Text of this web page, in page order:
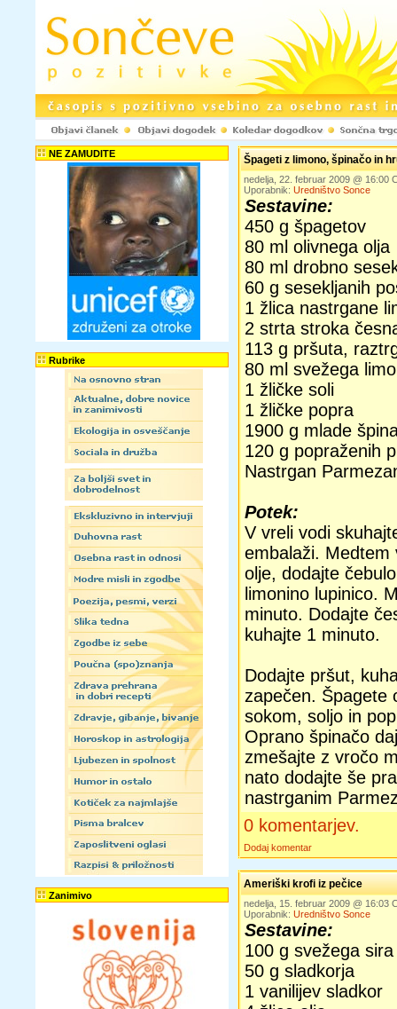
NE ZAMUDITE
Rubrike
Zanimivo
Špageti z limono, špinačo in
nedelja, 22. februar 2009 @ 16:00
Uporabnik: Uredništvo Sonce
Sestavine:
450 g špagetov
80 ml olivnega olja
80 ml drobno
60 g sesekljanih
1 žlica nastrgane
2 strta stroka
113 g pršuta,
80 ml svežega
1 žličke soli
1 žličke popra
1900 g mlade
120 g popraženih
Nastrgan
Potek:
V vreli vodi
embalaži. Medtem
olje, dodajte
limonino lupinico.
minuto. Dodajte
kuhajte 1 minuto.
Dodajte pršut,
zapečen. Špagete
sokom, soljo in
Oprano špinačo
zmešajte z vročo
nato dodajte še
nastrganim
0 komentarjev.
Dodaj komentar
Ameriški krofi iz pečice
nedelja, 15. februar 2009 @ 16:03
Uporabnik: Uredništvo Sonce
Sestavine:
100 g svežega sira
50 g sladkorja
1 vanilijev sladkor